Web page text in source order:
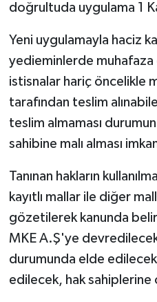
doğrultuda uygulama 1
Yeni uygulamayla haciz
yedieminlerde muhafaza
istisnalar hariç öncelikle
tarafından teslim
teslim almaması
sahibine malı alması
Tanınan hakların
kayıtlı mallar ile diğer
gözetilerek kanunda
MKE A.Ş'ye
durumunda elde
edilecek, hak sahiplerine
TEKNOLOJİ
YAŞAM
KÜLTÜR SANAT